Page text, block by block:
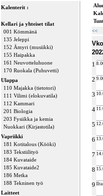
Kalenterit :
Kellari ja yhteiset tilat
001 Kömmänä
135 Jeleppi
152 Ämyri (musiikki)
155 Haipakka
161 Neuvotteluhuone
170 Ruokala (Puhuvetti)
Ulappa
110 Majakka (tietotori)
111 Vilimi (elokuvatila)
112 Kammari
201 Biologia
203 Fysiikka ja kemia
Nuokkari (Kirjastotila)
Vapriikki
181 Kotitalous (Kööki)
183 Tekstiilityö
184 Kuvataide
185 Kuvataide2
186 Metka
188 Tekninen työ
Laitteet
<<
1
2
3
4
5
6
7
8
9 Ilta